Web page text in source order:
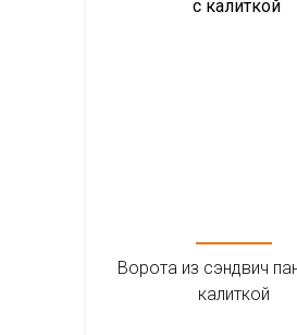
Ворота из сэндвич
калиткой